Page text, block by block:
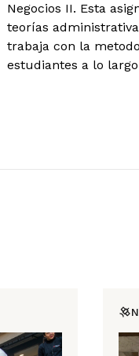
Negocios II. Esta
teorías
trabaja con la
estudiantes a lo